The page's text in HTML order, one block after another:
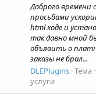
Доброго времени
просьбами
html коде и
так давно мной
объявить о
заказы не брал...
DLEPlugins Тема
услуги